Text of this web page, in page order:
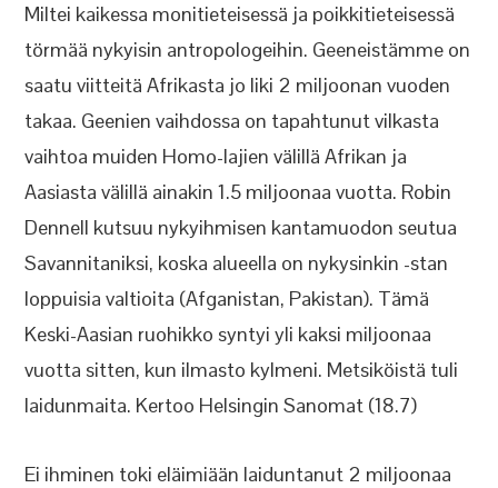
Miltei kaikessa monitieteisessä ja poikkitieteisessä
törmää nykyisin antropologeihin. Geeneistämme on
saatu viitteitä Afrikasta jo liki 2 miljoonan vuoden
takaa. Geenien vaihdossa on tapahtunut vilkasta
vaihtoa muiden Homo-lajien välillä Afrikan ja
Aasiasta välillä ainakin 1.5 miljoonaa vuotta. Robin
Dennell kutsuu nykyihmisen kantamuodon seutua
Savannitaniksi, koska alueella on nykysinkin -stan
loppuisia valtioita (Afganistan, Pakistan). Tämä
Keski-Aasian ruohikko syntyi yli kaksi miljoonaa
vuotta sitten, kun ilmasto kylmeni. Metsiköistä tuli
laidunmaita. Kertoo Helsingin Sanomat (18.7)
Ei ihminen toki eläimiään laiduntanut 2 miljoonaa